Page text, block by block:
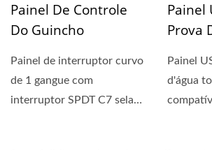
Painel De Controle
Do Guincho
Painel de interruptor curvo
de 1 gangue com
interruptor SPDT C7 selado
Painel
Prova
Painel
d'água